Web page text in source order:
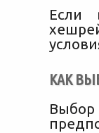
Если
КАК
Выбор